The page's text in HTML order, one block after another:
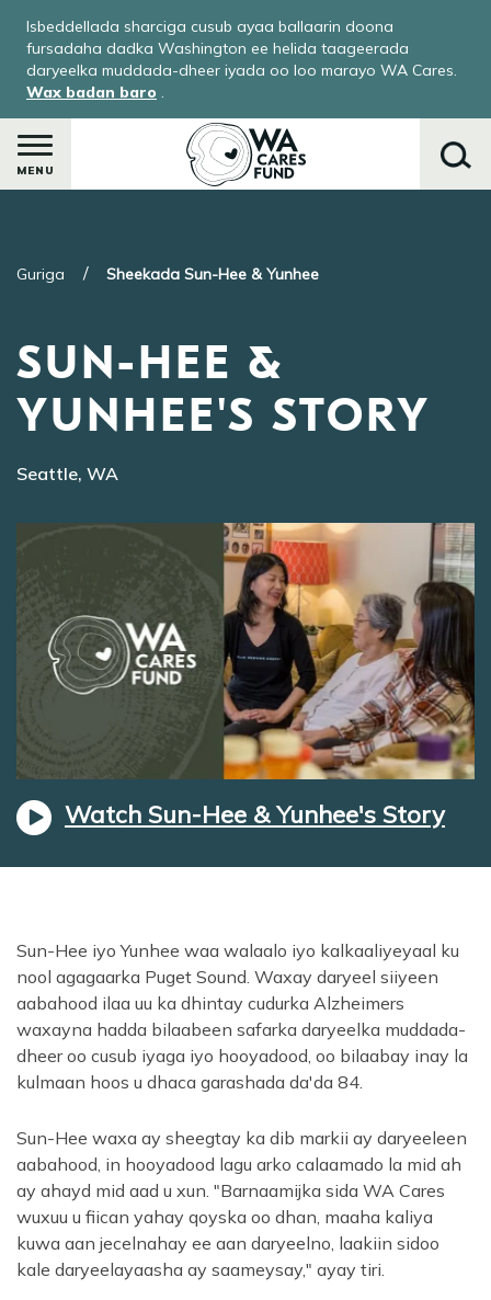
main
content
Isbeddellada sharciga cusub ayaa ballaarin doona
fursadaha dadka Washington ee helida taageerada
daryeelka muddada-dheer iyada oo loo marayo WA Cares.
Wax badan baro .
MENU
Guriga Sheekada Sun-Hee & Yunhee
SUN-HEE &
YUNHEE'S STORY
Seattle, WA
Watch Sun-Hee & Yunhee's Story
Sun-Hee iyo Yunhee waa walaalo iyo kalkaaliyeyaal ku
nool agagaarka Puget Sound. Waxay daryeel siiyeen
aabahood ilaa uu ka dhintay cudurka Alzheimers
waxayna hadda bilaabeen safarka daryeelka muddada-
dheer oo cusub iyaga iyo hooyadood, oo bilaabay inay la
kulmaan hoos u dhaca garashada da'da 84.
Sun-Hee waxa ay sheegtay ka dib markii ay daryeeleen
aabahood, in hooyadood lagu arko calaamado la mid ah
ay ahayd mid aad u xun. "Barnaamijka sida WA Cares
wuxuu u fiican yahay qoyska oo dhan, maaha kaliya
kuwa aan jecelnahay ee aan daryeelno, laakiin sidoo
kale daryeelayaasha ay saameysay," ayay tiri.